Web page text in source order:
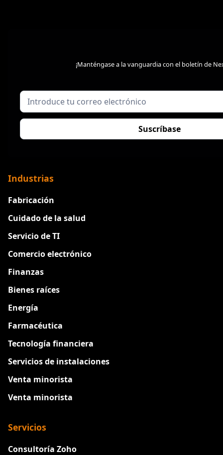
¡Manténgase a la vanguardia con el boletín de
Industrias
Fabricación
Cuidado de la salud
Servicio de TI
Comercio electrónico
Finanzas
Bienes raíces
Energía
Farmacéutica
Tecnología financiera
Servicios de instalaciones
Venta minorista
Venta minorista
Servicios
Consultoría Zoho